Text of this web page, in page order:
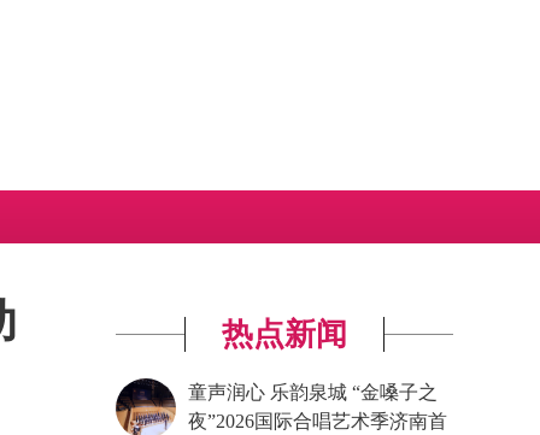
热点新闻
童声润心 乐韵泉城 “金嗓子之
夜”2026国际合唱艺术季济南首